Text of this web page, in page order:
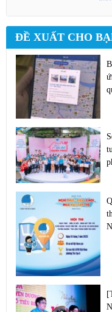
ĐỀ XUẤT CHO